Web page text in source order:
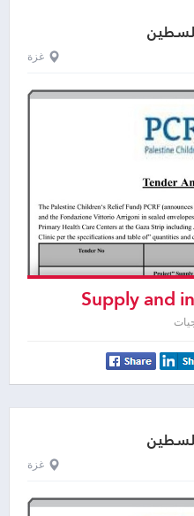
غزة
Supply and
equipment
غزة